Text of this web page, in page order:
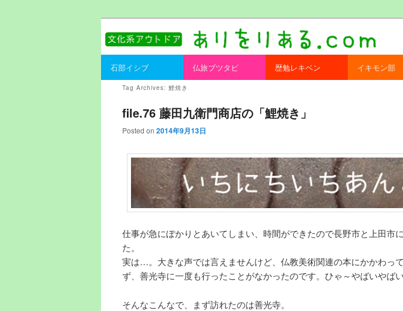
ありをりある.com
書を持ってそとへ出よう。
Main menu
Skip to primary content
Skip to secondary content
石部イシブ 仏旅ブツタビ 歴勉レキベン イキモン部
Tag Archives: 鯉焼き
file.76 藤田九衛門商店の「鯉焼き」
Posted on 2014年9月13日
仕事が急にぽかりとあいてしまい、時間ができたので長野市と上田市
た。
実は…。大きな声では言えませんけど、仏教美術関連の本にかかわっ
ず、善光寺に一度も行ったことがなかったのです。ひゃ～やばいやば
そんなこんなで、まず訪れたのは善光寺。